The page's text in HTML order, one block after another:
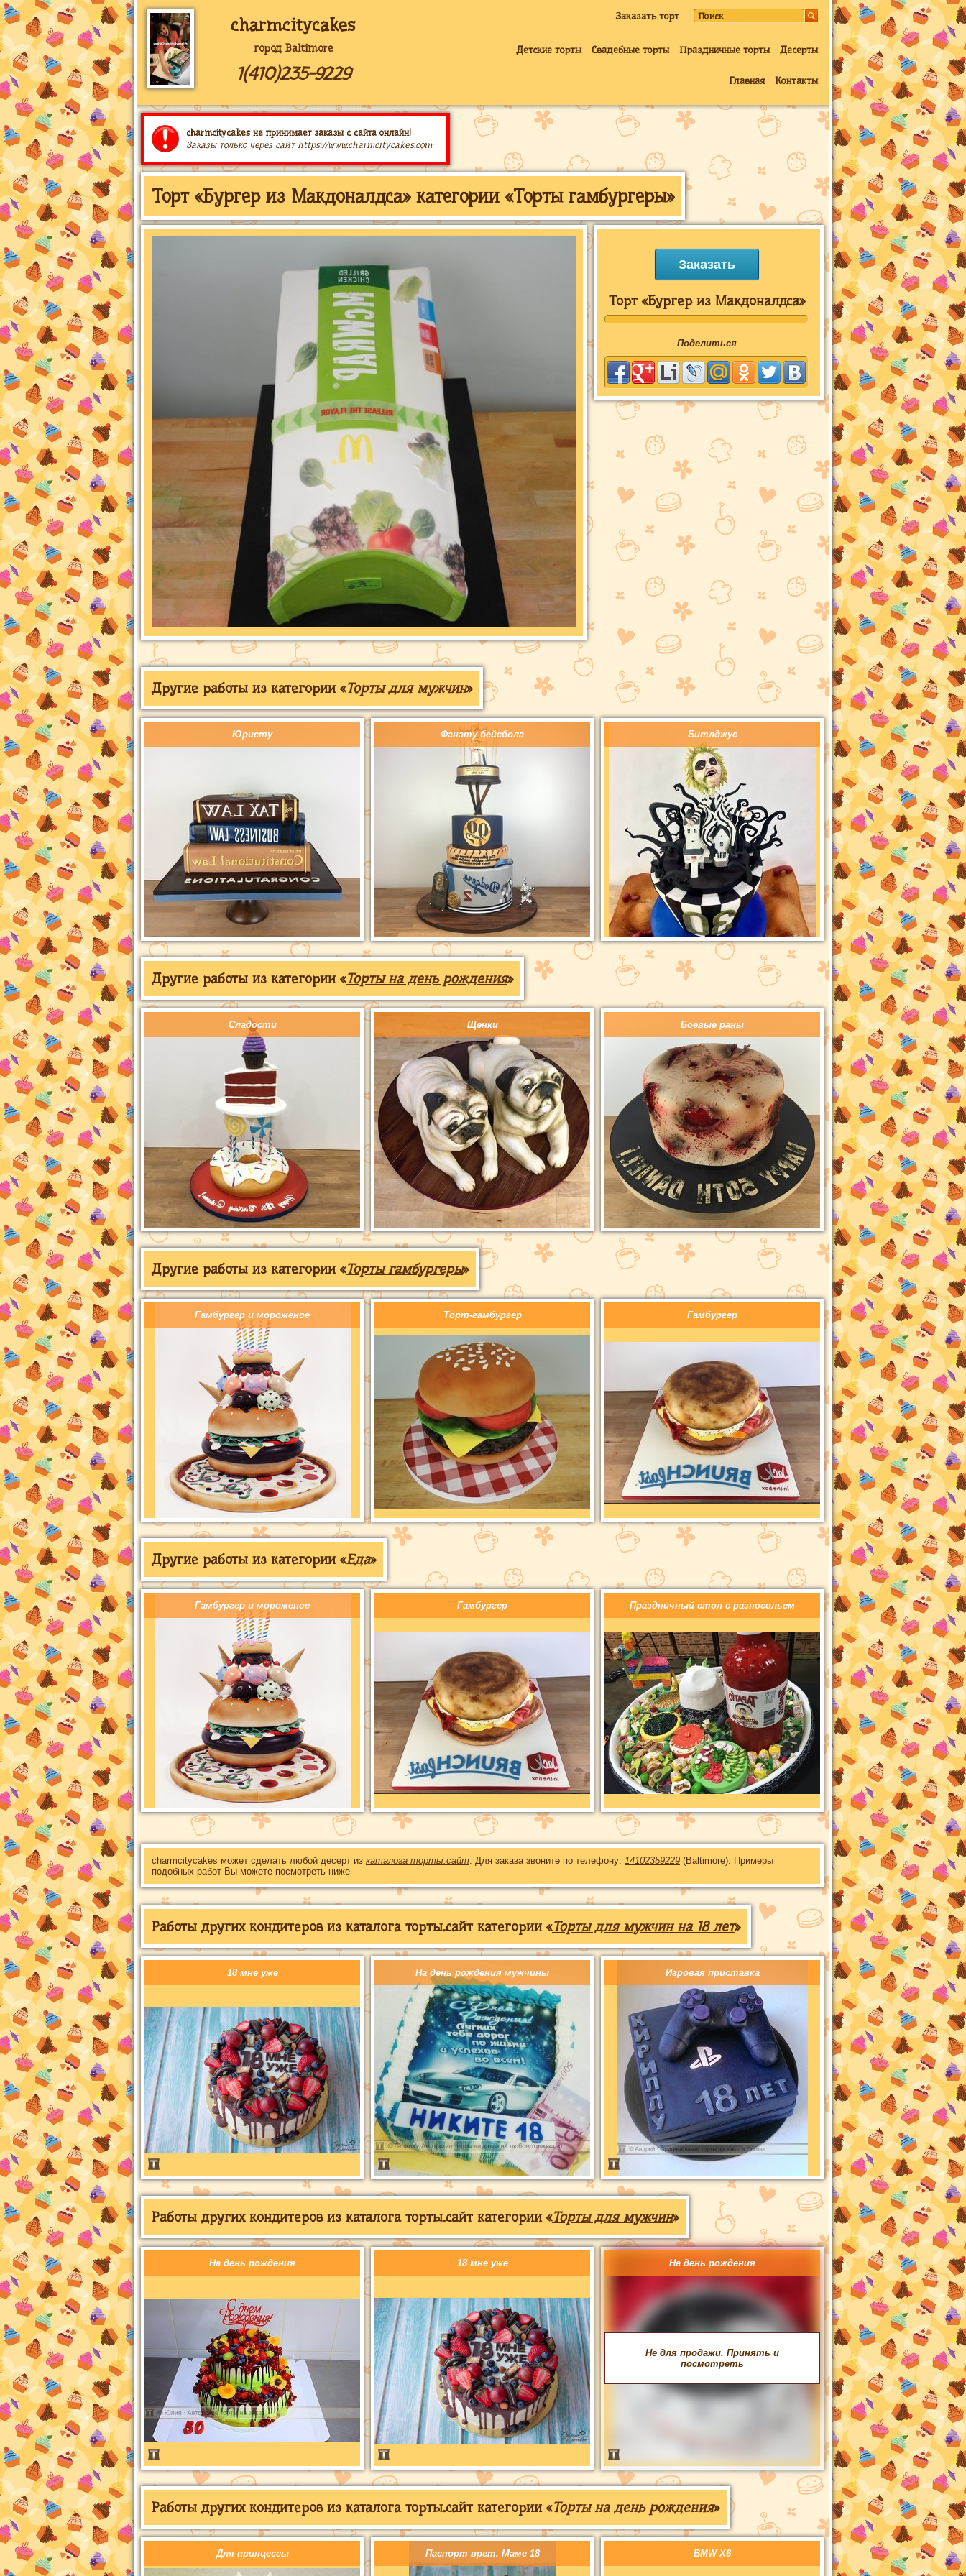
charmcitycakes
город Baltimore
1(410)235-9229
Заказать торт
Детские торты Свадебные торты Праздничные торты Десерты
Главная Контакты
charmcitycakes не принимает заказы с сайта онлайн!
Заказы только через сайт https://www.charmcitycakes.com
Торт «Бургер из Макдоналдса» категории «Торты гамбургеры»
Заказать
Торт «Бургер из Макдоналдса»
Поделиться
Другие работы из категории «Торты для мужчин»
Юристу Фанату бейсбола Битлджус
Другие работы из категории «Торты на день рождения»
Сладости Щенки Боевые раны
Другие работы из категории «Торты гамбургеры»
Гамбургер и мороженое Торт-гамбургер Гамбургер
Другие работы из категории «Еда»
Гамбургер и мороженое Гамбургер Праздничный стол с разносольем
charmcitycakes может сделать любой десерт из каталога торты.сайт . Для заказа звоните по телефону: 14102359229 (Baltimore). Примеры
подобных работ Вы можете посмотреть ниже
Работы других кондитеров из каталога торты.сайт категории «Торты для мужчин на 18 лет»
18 мне уже На день рождения мужчины Игровая приставка
Работы других кондитеров из каталога торты.сайт категории «Торты для мужчин»
На день рождения 18 мне уже На день рождения
Не для продажи. Принять и
посмотреть
Работы других кондитеров из каталога торты.сайт категории «Торты на день рождения»
Для принцессы Паспорт врет. Маме 18 BMW X6